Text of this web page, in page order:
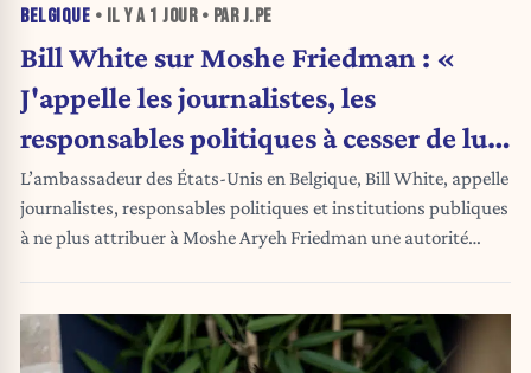
BELGIQUE • IL Y A 1 JOUR• PAR J.PE
Bill White sur Moshe Friedman : «
J'appelle les journalistes, les
responsables politiques à cesser de lui
attribuer une autorité religieuse »
L’ambassadeur des États-Unis en Belgique, Bill White, appelle
journalistes, responsables politiques et institutions publiques
à ne plus attribuer à Moshe Aryeh Friedman une autorité